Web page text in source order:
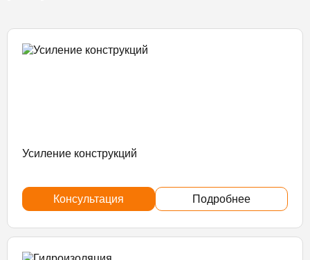
Усиление конструкций
Консультация Подробнее